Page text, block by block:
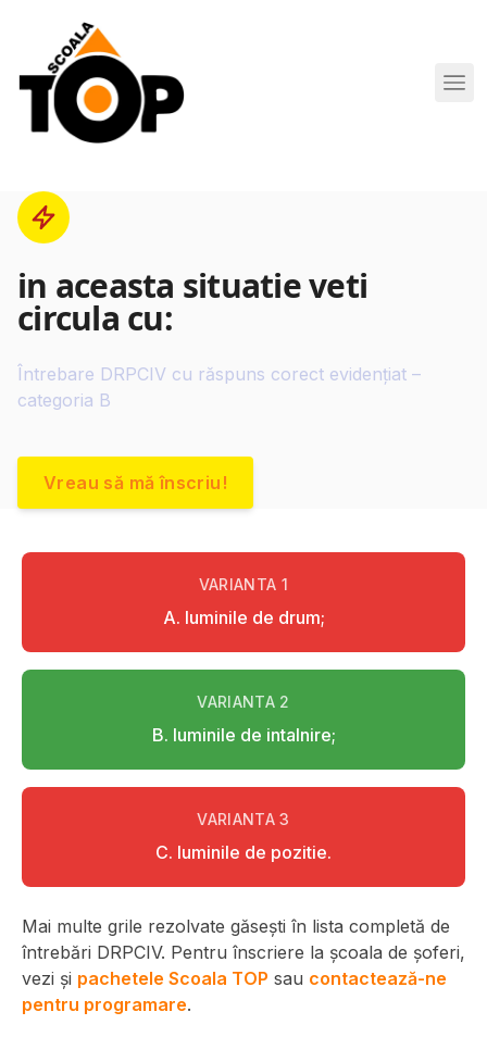
Scoala de Soferi TOP navigation
in aceasta situatie veti
circula cu:
Întrebare DRPCIV cu răspuns corect evidențiat –
categoria B
Vreau să mă înscriu!
VARIANTA 1
A. luminile de drum;
VARIANTA 2
B. luminile de intalnire;
VARIANTA3
C. luminile de pozitie.
Mai multe grile rezolvate găsești în lista completă de
întrebări DRPCIV. Pentru înscriere la școala de șoferi,
vezi și pachetele Scoala TOP sau contactează-ne
pentru programare.